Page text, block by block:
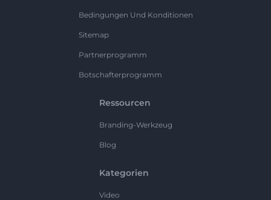
Bedingungen Und Konditionen
Sitemap
Partnerprogramm
Botschafterprogramm
Ressourcen
Branding-Werkzeug
Blog
Kategorien
Video